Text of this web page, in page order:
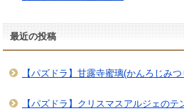
最近の投稿
【パズドラ】甘露寺蜜璃(かんろじみ
【パズドラ】クリスマスアルジェの